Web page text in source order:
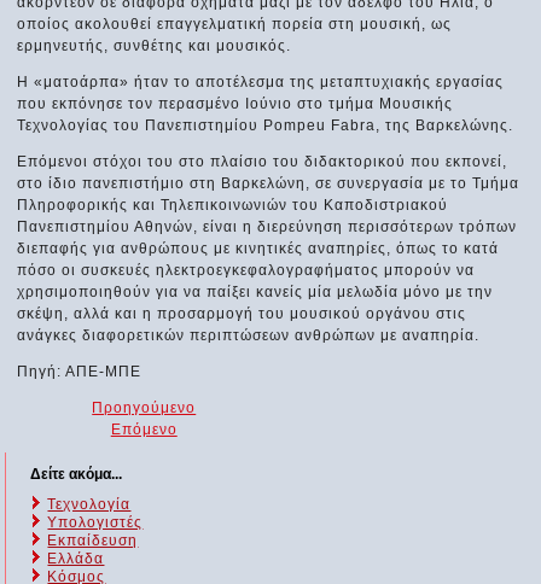
οποίος ακολουθεί επαγγελματική πορεία στη μουσική, ως
ερμηνευτής, συνθέτης και μουσικός.
Η «ματοάρπα» ήταν το αποτέλεσμα της μεταπτυχιακής εργασίας
που εκπόνησε τον περασμένο Ιούνιο στο τμήμα Μουσικής
Τεχνολογίας του Πανεπιστημίου Pompeu Fabra, της Βαρκελώνης.
Επόμενοι στόχοι του στο πλαίσιο του διδακτορικού που εκπονεί,
στο ίδιο πανεπιστήμιο στη Βαρκελώνη, σε συνεργασία με το Τμήμα
Πληροφορικής και Τηλεπικοινωνιών του Καποδιστριακού
Πανεπιστημίου Αθηνών, είναι η διερεύνηση περισσότερων τρόπων
διεπαφής για ανθρώπους με κινητικές αναπηρίες, όπως το κατά
πόσο οι συσκευές ηλεκτροεγκεφαλογραφήματος μπορούν να
χρησιμοποιηθούν για να παίξει κανείς μία μελωδία μόνο με την
σκέψη, αλλά και η προσαρμογή του μουσικού οργάνου στις
ανάγκες διαφορετικών περιπτώσεων ανθρώπων με αναπηρία.
Πηγή: ΑΠΕ-ΜΠΕ
Προηγούμενο
Επόμενο
Δείτε ακόμα...
Τεχνολογία
Υπολογιστές
Εκπαίδευση
Ελλάδα
Κόσμος